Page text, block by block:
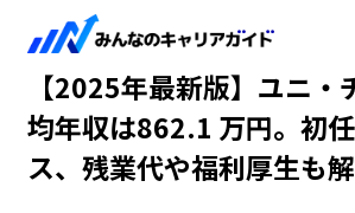
HOME 【2025年最新版】ユニ・チャーム
【2025年最新版】ユニ・
均年収は862.1 万円。初
ス、残業代や福利厚生も